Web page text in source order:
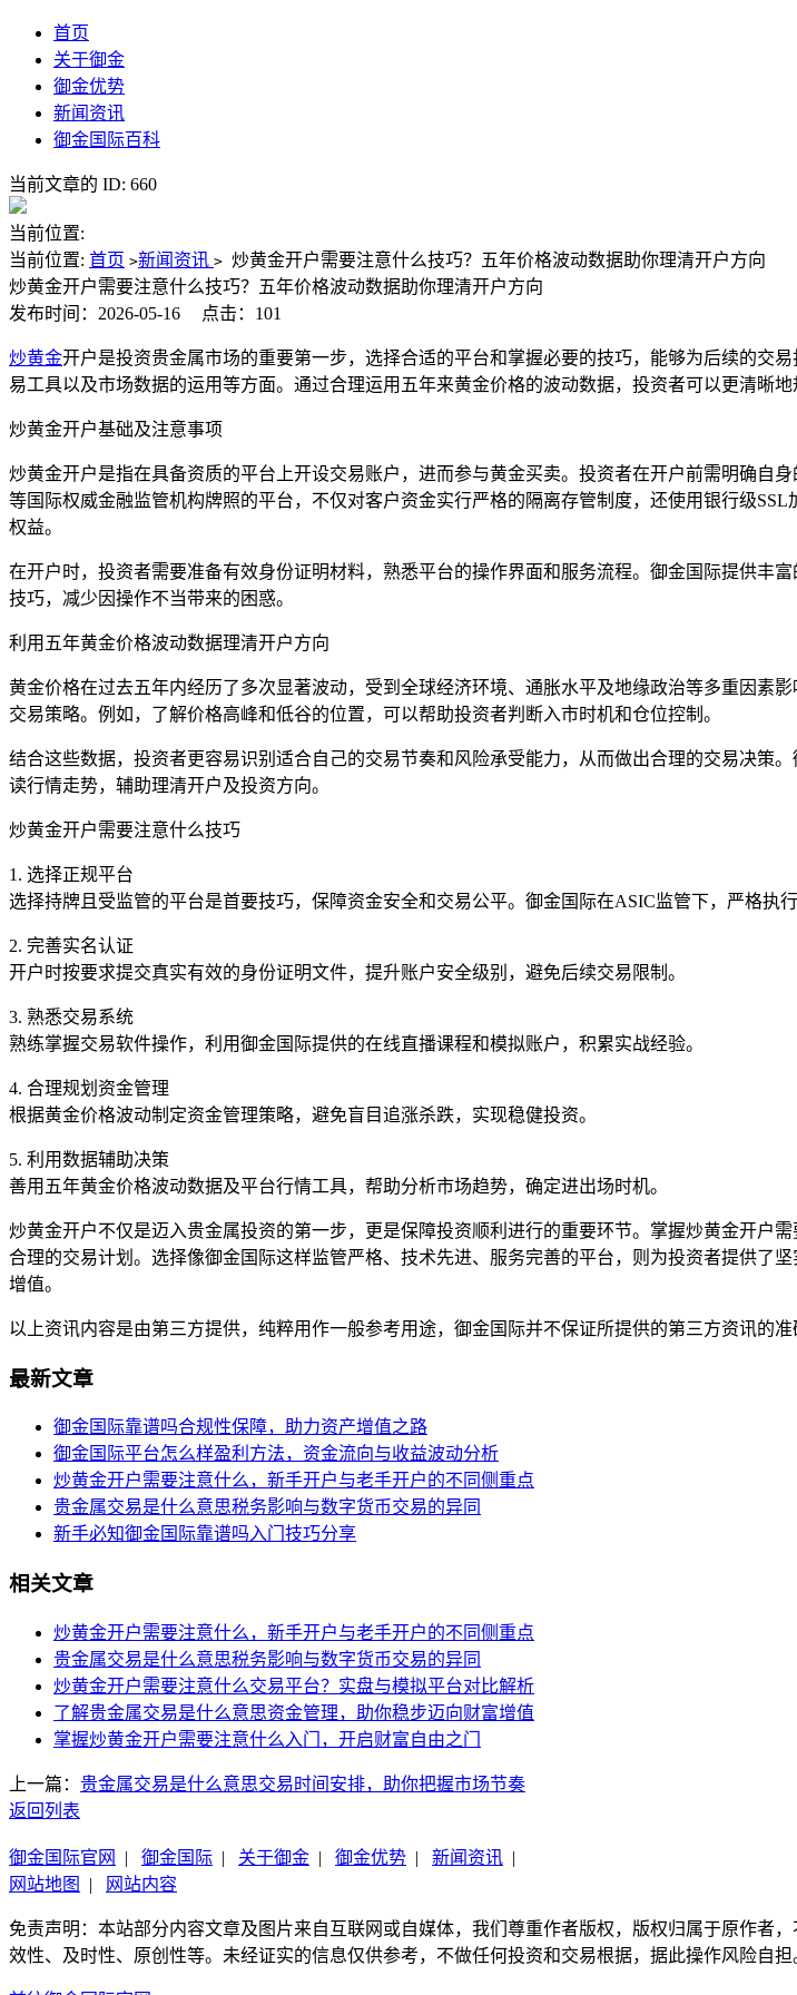
首页
关于御金
御金优势
新闻资讯
御金国际百科
当前文章的 ID: 660
当前位置:
当前位置: 首页 >新闻资讯 > 炒黄金开户需要注意什么技巧？五年价格波动数据助你理清开户方向
炒黄金开户需要注意什么技巧？五年价格波动数据助你理清开户方向
发布时间：2026-05-16
点击：101
炒黄金开户是投资贵金属市场的重要第一步，选择合适的平台和掌握必要的技巧，能够为后续的交
易工具以及市场数据的运用等方面。通过合理运用五年来黄金价格的波动数据，投资者可以更清晰地
炒黄金开户基础及注意事项
炒黄金开户是指在具备资质的平台上开设交易账户，进而参与黄金买卖。投资者在开户前需明确自
等国际权威金融监管机构牌照的平台，不仅对客户资金实行严格的隔离存管制度，还使用银行级
权益。
在开户时，投资者需要准备有效身份证明材料，熟悉平台的操作界面和服务流程。御金国际提供丰
技巧，减少因操作不当带来的困惑。
利用五年黄金价格波动数据理清开户方向
黄金价格在过去五年内经历了多次显著波动，受到全球经济环境、通胀水平及地缘政治等多重因素
交易策略。例如，了解价格高峰和低谷的位置，可以帮助投资者判断入市时机和仓位控制。
结合这些数据，投资者更容易识别适合自己的交易节奏和风险承受能力，从而做出合理的交易决策
读行情走势，辅助理清开户及投资方向。
炒黄金开户需要注意什么技巧
1. 选择正规平台
选择持牌且受监管的平台是首要技巧，保障资金安全和交易公平。御金国际在ASIC监管下，严格执
2. 完善实名认证
开户时按要求提交真实有效的身份证明文件，提升账户安全级别，避免后续交易限制。
3. 熟悉交易系统
熟练掌握交易软件操作，利用御金国际提供的在线直播课程和模拟账户，积累实战经验。
4. 合理规划资金管理
根据黄金价格波动制定资金管理策略，避免盲目追涨杀跌，实现稳健投资。
5. 利用数据辅助决策
善用五年黄金价格波动数据及平台行情工具，帮助分析市场趋势，确定进出场时机。
炒黄金开户不仅是迈入贵金属投资的第一步，更是保障投资顺利进行的重要环节。掌握炒黄金开户
合理的交易计划。选择像御金国际这样监管严格、技术先进、服务完善的平台，则为投资者提供了
增值。
以上资讯内容是由第三方提供，纯粹用作一般参考用途，御金国际并不保证所提供的第三方资讯的
最新文章
御金国际靠谱吗合规性保障，助力资产增值之路
御金国际平台怎么样盈利方法，资金流向与收益波动分析
炒黄金开户需要注意什么，新手开户与老手开户的不同侧重点
贵金属交易是什么意思税务影响与数字货币交易的异同
新手必知御金国际靠谱吗入门技巧分享
相关文章
炒黄金开户需要注意什么，新手开户与老手开户的不同侧重点
贵金属交易是什么意思税务影响与数字货币交易的异同
炒黄金开户需要注意什么交易平台？实盘与模拟平台对比解析
了解贵金属交易是什么意思资金管理，助你稳步迈向财富增值
掌握炒黄金开户需要注意什么入门，开启财富自由之门
上一篇： 贵金属交易是什么意思交易时间安排，助你把握市场节奏
返回列表
御金国际官网 | 御金国际 | 关于御金 | 御金优势 | 新闻资讯 |
网站地图
| 网站内容
免责声明：本站部分内容文章及图片来自互联网或自媒体，我们尊重作者版权，版权归属于原作者
效性、及时性、原创性等。未经证实的信息仅供参考，不做任何投资和交易根据，据此操作风险自担